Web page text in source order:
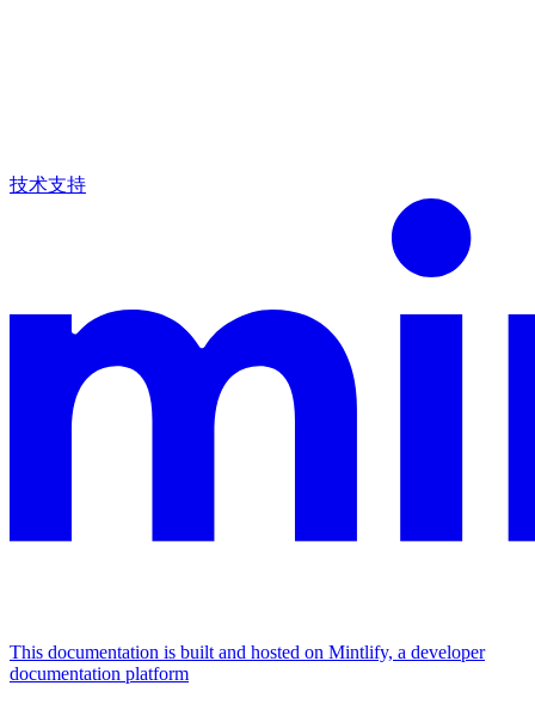
技术支持
This documentation is built and hosted on Mintlify, a developer
documentation platform